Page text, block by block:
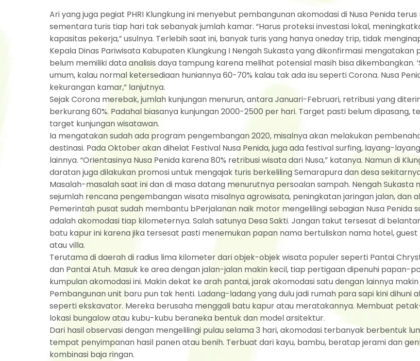
Ari yang juga pegiat PHRI Klungkung ini menyebut pembangunan akomodasi di Nusa Penida terus
sementara turis tiap hari tak sebanyak jumlah kamar. “Harus proteksi investasi lokal,
kapasitas pekerja,” usulnya. Terlebih saat ini, banyak turis yang hanya oneday trip, tidak
Kepala Dinas Pariwisata Kabupaten Klungkung I Nengah Sukasta yang dikonfirmasi mengatakan
belum memiliki data analisis daya tampung karena melihat potensial masih bisa dikembangkan.
umum, kalau normal ketersediaan huniannya 60-70% kalau tak ada isu seperti Corona. Nusa
kekurangan kamar,” lanjutnya.
Sejak Corona merebak, jumlah kunjungan menurun, antara Januari-Februari, retribusi yang
berkurang 60%. Padahal biasanya kunjungan 2000-2500 per hari. Target pasti belum dipasang,
target kunjungan wisatawan.
Ia mengatakan sudah ada program pengembangan 2020, misalnya akan melakukan
destinasi. Pada Oktober akan dihelat Festival Nusa Penida, juga ada festival surfing, layang-
lainnya. “Orientasinya Nusa Penida karena 80% retribusi wisata dari Nusa,” katanya. Namun di
daratan juga dilakukan promosi untuk mengajak turis berkeliling Semarapura dan desa
Masalah-masalah saat ini dan di masa datang menurutnya persoalan sampah. Nengah Sukasta
sejumlah rencana pengembangan wisata misalnya agrowisata, peningkatan jaringan jalan, dan
Pemerintah pusat sudah membantu bPerjalanan naik motor mengelilingi sebagian Nusa Penida
adalah akomodasi tiap kilometernya. Salah satunya Desa Sakti. Jangan takut tersesat di
batu kapur ini karena jika tersesat pasti menemukan papan nama bertuliskan nama hotel, guest
atau villa.
Terutama di daerah di radius lima kilometer dari objek-objek wisata populer seperti Pantai
dan Pantai Atuh. Masuk ke area dengan jalan-jalan makin kecil, tiap pertigaan dipenuhi papan-
kumpulan akomodasi ini. Makin dekat ke arah pantai, jarak akomodasi satu dengan lainnya
Pembangunan unit baru pun tak henti. Ladang-ladang yang dulu jadi rumah para sapi kini dihuni
seperti ekskavator. Mereka berusaha menggali batu kapur atau meratakannya. Membuat
lokasi bungalow atau kubu-kubu beraneka bentuk dan model arsitektur.
Dari hasil observasi dengan mengelilingi pulau selama 3 hari, akomodasi terbanyak berbentuk
tempat penyimpanan hasil panen atau benih. Terbuat dari kayu, bambu, beratap jerami dan
kombinasi baja ringan.